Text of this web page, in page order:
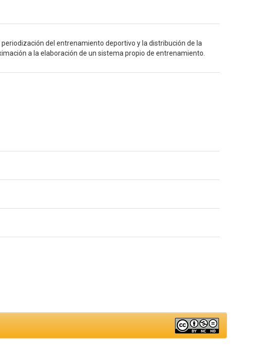
del entrenamiento deportivo y la distribución de la
a la elaboración de un sistema propio de entrenamiento.